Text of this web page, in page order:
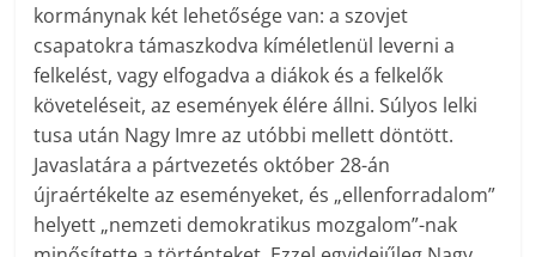
kormánynak két lehetősége van: a szovjet
csapatokra támaszkodva kíméletlenül leverni a
felkelést, vagy elfogadva a diákok és a felkelők
követeléseit, az események élére állni. Súlyos lelki
tusa után Nagy Imre az utóbbi mellett döntött.
Javaslatára a pártvezetés október 28-án
újraértékelte az eseményeket, és „ellenforradalom”
helyett „nemzeti demokratikus mozgalom”-nak